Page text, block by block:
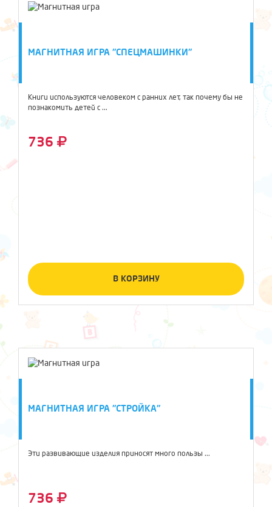
МАГНИТНАЯ ИГРА "СПЕЦМАШИНКИ"
Книги используются человеком с ранних лет, так почему бы не
познакомить детей с ...
736
В КОРЗИНУ
МАГНИТНАЯ ИГРА "СТРОЙКА"
Эти развивающие изделия приносят много пользы ...
736